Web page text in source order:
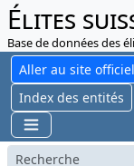
Élites
Base de données des
Aller au site officiel
Index des entités